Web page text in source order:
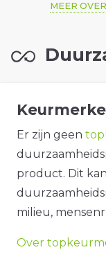
MEER
Er zijn geen
product. Dit
milieu,
Over